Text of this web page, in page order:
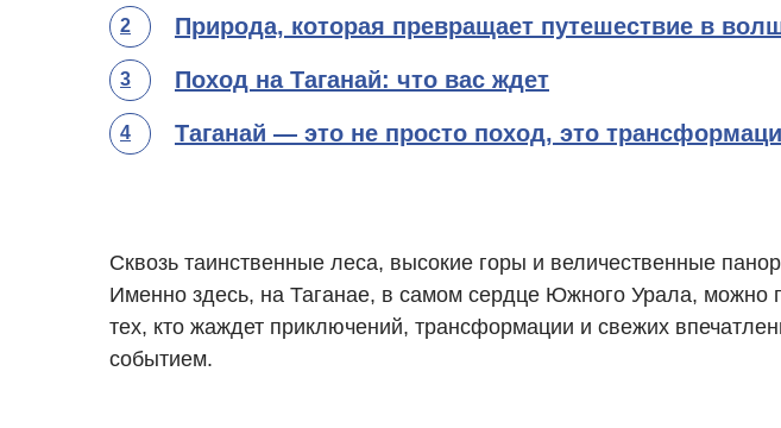
Природа, которая превращает путешествие в
Поход на Таганай: что вас ждет
Таганай — это не просто поход, это
2
3
4
Сквозь таинственные леса, высокие горы и величественные
Именно здесь, на Таганае, в самом сердце Южного Урала,
тех, кто жаждет приключений, трансформации и свежих
событием.